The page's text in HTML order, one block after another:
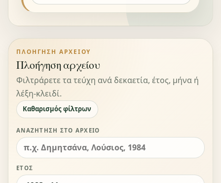
ΠΛΟΉΓΗΣΗ ΑΡΧΕΊΟΥ
Πλοήγηση αρχείου
Φιλτράρετε τα τεύχη ανά δεκαετία, έτος, μήνα ή
λέξη-κλειδί.
Καθαρισμός φίλτρων
ΑΝΑΖΉΤΗΣΗ ΣΤΟ ΑΡΧΕΊΟ
ΈΤΟΣ